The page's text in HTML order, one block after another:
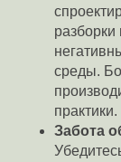
разборки
среды.
практики.
Забота